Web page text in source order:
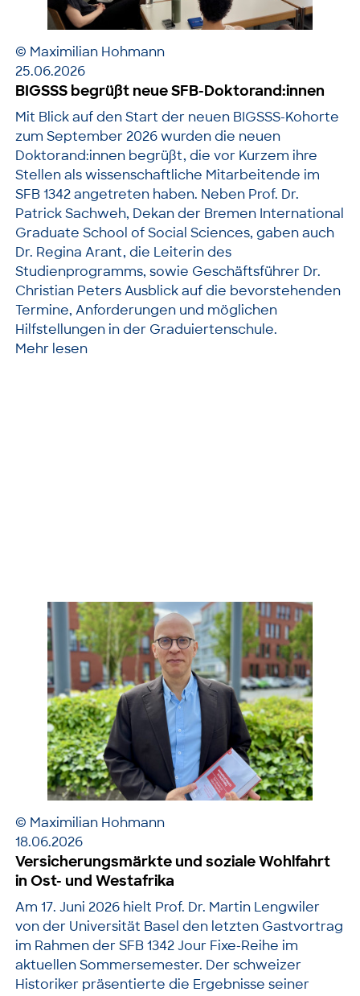
© Maximilian Hohmann
25.06.2026
BIGSSS begrüßt neue SFB-Doktorand:innen
Mit Blick auf den Start der neuen BIGSSS-Kohorte
zum September 2026 wurden die neuen
Doktorand:innen begrüßt, die vor Kurzem ihre
Stellen als wissenschaftliche Mitarbeitende im
SFB 1342 angetreten haben. Neben Prof. Dr.
Patrick Sachweh, Dekan der Bremen International
Graduate School of Social Sciences, gaben auch
Dr. Regina Arant, die Leiterin des
Studienprogramms, sowie Geschäftsführer Dr.
Christian Peters Ausblick auf die bevorstehenden
Termine, Anforderungen und möglichen
Hilfstellungen in der Graduiertenschule.
Mehr lesen
© Maximilian Hohmann
18.06.2026
Versicherungsmärkte und soziale Wohlfahrt
in Ost- und Westafrika
Am 17. Juni 2026 hielt Prof. Dr. Martin Lengwiler
von der Universität Basel den letzten Gastvortrag
im Rahmen der SFB 1342 Jour Fixe-Reihe im
aktuellen Sommersemester. Der schweizer
Historiker präsentierte die Ergebnisse seiner